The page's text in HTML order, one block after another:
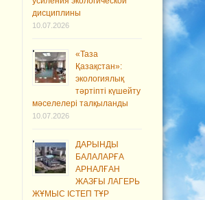
дисциплины
10.07.2026
«Таза
Қазақстан»:
экологиялық
тәртіпті күшейту
мәселелері талқыланды
10.07.2026
ДАРЫНДЫ
БАЛАЛАРҒА
АРНАЛҒАН
ЖАЗҒЫ ЛАГЕРЬ
ЖҰМЫС ІСТЕП ТҰР